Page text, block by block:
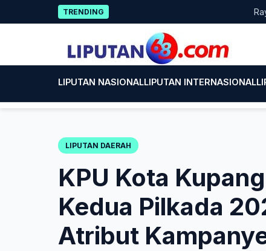
to
TRENDING Rayakan
LIPUTAN NASIONALLIPUTAN INTERNASIONAL
LIPUTAN DAERAH
KPU Kota
Kedua Pilkada
Atribut